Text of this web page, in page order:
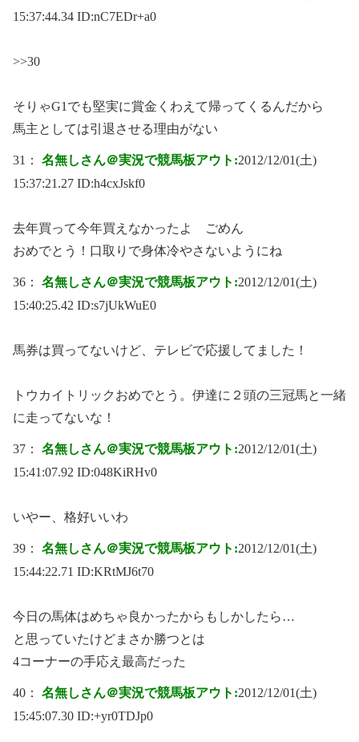
15:37:44.34 ID:nC7EDr+a0
>>30
そりゃG1でも堅実に賞金くわえて帰ってくるんだから
馬主としては引退させる理由がない
31： 名無しさん＠実況で競馬板アウト:2012/12/01(土)
15:37:21.27 ID:h4cxJskf0
去年買って今年買えなかったよ ごめん
おめでとう！口取りで身体冷やさないようにね
36： 名無しさん＠実況で競馬板アウト:2012/12/01(土)
15:40:25.42 ID:s7jUkWuE0
馬券は買ってないけど、テレビで応援してました！
トウカイトリックおめでとう。伊達に２頭の三冠馬と一緒
に走ってないな！
37： 名無しさん＠実況で競馬板アウト:2012/12/01(土)
15:41:07.92 ID:048KiRHv0
いやー、格好いいわ
39： 名無しさん＠実況で競馬板アウト:2012/12/01(土)
15:44:22.71 ID:KRtMJ6t70
今日の馬体はめちゃ良かったからもしかしたら…
と思っていたけどまさか勝つとは
4コーナーの手応え最高だった
40： 名無しさん＠実況で競馬板アウト:2012/12/01(土)
15:45:07.30 ID:+yr0TDJp0